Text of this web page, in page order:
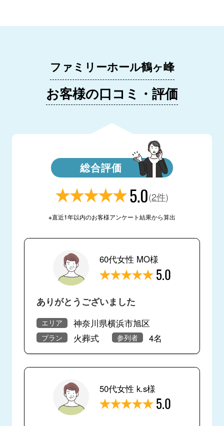
ファミリーホール鶴ヶ峰
お客様の口コミ・評価
総合評価
5.0(2件)
※直近1年以内のお客様アンケート結果から算出
60代女性 MO様
5.0
ありがとうございました
エリア 神奈川県横浜市旭区
プラン 火葬式 参列者 4名
50代女性 k.s様
5.0